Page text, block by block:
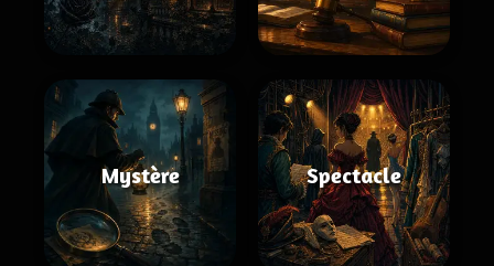
Mystère Spectacle